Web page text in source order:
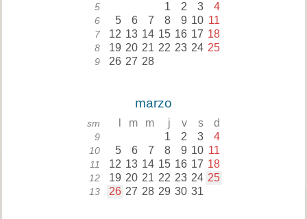
5 1 2 3 4
6 5 6 7 8 9 10 11
7 12 13 14 15 16 17 18
8 19 20 21 22 23 24 25
9 26 27 28
marzo
sm m m j v s d
9 1 2 3 4
10 5 6 7 8 9 10 11
11 12 13 14 15 16 17 18
12 19 20 21 22 23 24 25
13 26 27 28 29 30 31